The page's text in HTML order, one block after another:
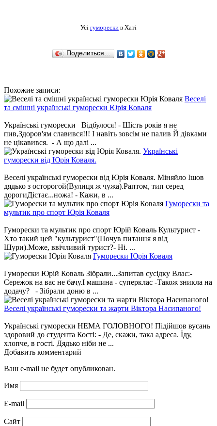
Усі гуморески в Хаті
Поделиться…
Похожие записи:
Веселі
та смішні українські гуморески Юрія Коваля
Українські гуморески Відбулося! - Шість років я не
пив,Здоров'ям славився!!! І навіть зовсім не палив Й дівками
не цікавився. - А що далі ...
Українські
гуморески від Юрія Коваля.
Веселі українські гуморески від Юрія Коваля. Міняйло Ішов
дядько з осторогой(Вулиця ж чужа).Раптом, тип серед
дорогиДістає...ножа! - Кажи, в ...
Гуморески та
мультик про спорт Юрія Коваля
Гуморески та мультик про спорт Юрій Коваль Культурист -
Хто такий цей "культурист"(Почув питання я від
Шури).Може, ввічливий турист?- Ні. ...
Гуморески Юрія Коваля
Гуморески Юрій Коваль Зібрали...Запитав сусідку Влас:-
Сережок на вас не бачу.І машина - суперклас -Також зникла на
додачу? - Зібрали доню в ...
Веселі українські гуморески та жарти Віктора Насипаного!
Українські гуморески НЕМА ГОЛОВНОГО! Підійшов вусань
здоровий до студента Кості: - Де, скажи, така адреса. Їду,
хлопче, в гості. Дядько ніби не ...
Добавить комментарий
Ваш e-mail не будет опубликован.
Имя
E-mail
Сайт